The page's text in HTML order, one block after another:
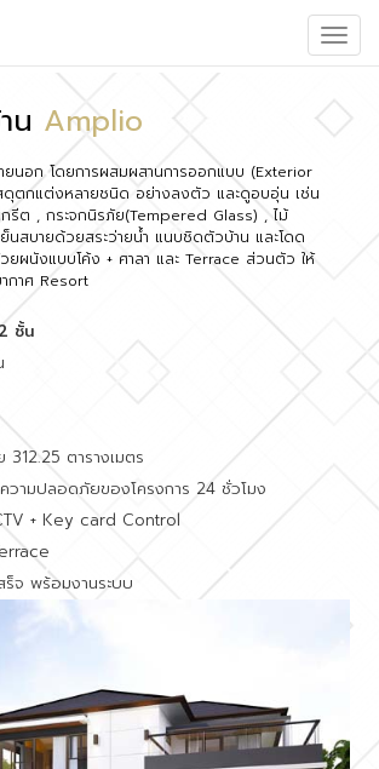
Toggle
น Amplio
ยนอก โดยการผสมผสานการออกแบบ (Exterior
ตกแต่งหลายชนิด อย่างลงตัว และดูอบอุ่น เช่น
กรีต , กระจกนิรภัย(Tempered Glass) , ไม้
ย็นสบายด้วยสระว่ายน้ำ แนบชิดตัวบ้าน และโดด
ยผนังแบบโค้ง + ศาลา และ Terrace ส่วนตัว ให้
กาศ Resort
ชั้น
312.25 ตารางเมตร
วามปลอดภัยของโครงการ 24 ชั่วโมง
+ Key card Control
ร็จ พร้อมงานระบบ